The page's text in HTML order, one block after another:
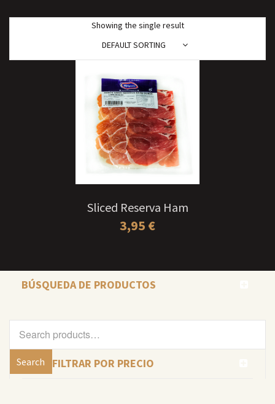
Showing the single result
DEFAULT SORTING
Sliced Reserva Ham
3,95 €
BÚSQUEDA DE PRODUCTOS
for:
Search
FILTRAR POR PRECIO